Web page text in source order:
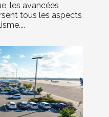
les avancées
tous les aspects